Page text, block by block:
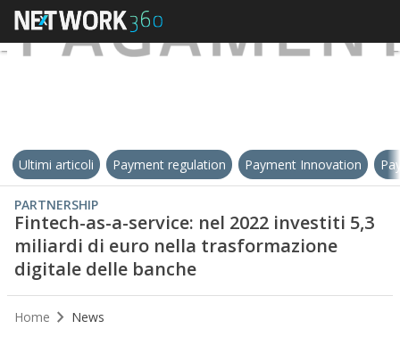
Ultimi articoli Payment regulation Payment Innovation
PARTNERSHIP
Fintech-as-a-service: nel 2022 investiti 5,3
miliardi di euro nella trasformazione
digitale delle banche
Home News